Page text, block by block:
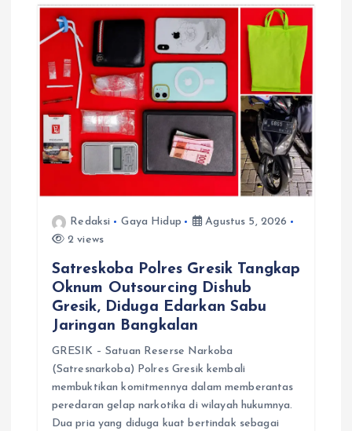
s
Redaksi Gaya Hidup
Agustus 5, 2026
2 views
Satreskoba Polres Gresik Tangkap
Oknum Outsourcing Dishub
Gresik, Diduga Edarkan Sabu
Jaringan Bangkalan
​GRESIK – Satuan Reserse Narkoba
(Satresnarkoba) Polres Gresik kembali
membuktikan komitmennya dalam memberantas
peredaran gelap narkotika di wilayah hukumnya.
Dua pria yang diduga kuat bertindak sebagai